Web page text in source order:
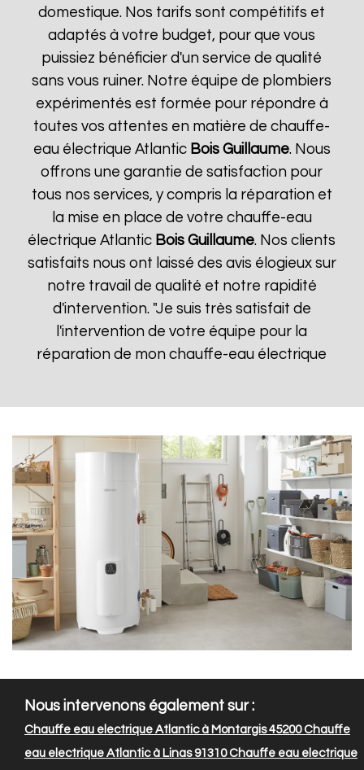
domestique. Nos tarifs sont compétitifs et
adaptés à votre budget, pour que vous
puissiez bénéficier d'un service de qualité
sans vous ruiner. Notre équipe de plombiers
expérimentés est formée pour répondre à
toutes vos attentes en matière de chauffe-
eau électrique Atlantic Bois Guillaume. Nous
offrons une garantie de satisfaction pour
tous nos services, y compris la réparation et
la mise en place de votre chauffe-eau
électrique Atlantic Bois Guillaume. Nos clients
satisfaits nous ont laissé des avis élogieux sur
notre travail de qualité et notre rapidité
d'intervention. "Je suis très satisfait de
l'intervention de votre équipe pour la
réparation de mon chauffe-eau électrique
Nous intervenons également sur :
Chauffe eau electrique Atlantic à Montargis 45200Chauffe
eau electrique Atlantic à Linas 91310Chauffe eau electrique